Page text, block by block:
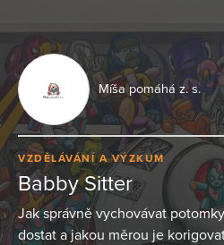
Míša pomáhá z. s.
VZDĚLÁVÁNÍ A VÝZKUM
Babby Sitter
Jak správně vychovávat
dostat a jakou měrou je